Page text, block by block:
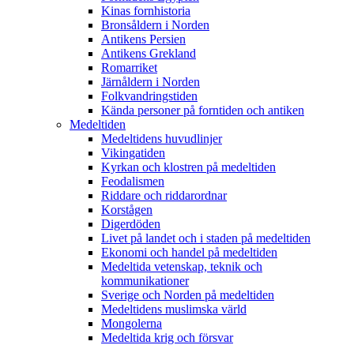
Kinas fornhistoria
Bronsåldern i Norden
Antikens Persien
Antikens Grekland
Romarriket
Järnåldern i Norden
Folkvandringstiden
Kända personer på forntiden och antiken
Medeltiden
Medeltidens huvudlinjer
Vikingatiden
Kyrkan och klostren på medeltiden
Feodalismen
Riddare och riddarordnar
Korstågen
Digerdöden
Livet på landet och i staden på medeltiden
Ekonomi och handel på medeltiden
Medeltida vetenskap, teknik och
kommunikationer
Sverige och Norden på medeltiden
Medeltidens muslimska värld
Mongolerna
Medeltida krig och försvar